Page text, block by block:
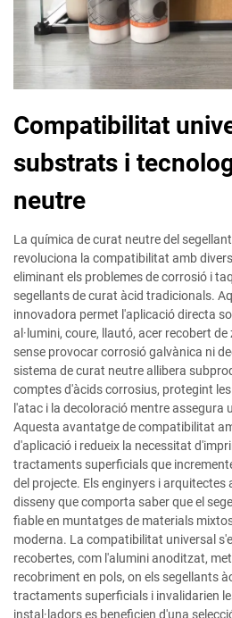
Compatibilitat
substrats i
neutre
La química de curat neutre del
revoluciona la compatibilitat amb
eliminant els problemes de corrosió i
segellants de curat àcid tradicionals.
innovadora permet l'aplicació directa
al·lumini, coure, llautó, acer recobert
sense provocar corrosió galvànica ni
sistema de curat neutre allibera
comptes d'àcids corrosius, protegint
l'atac i la decoloració mentre assegura
Aquesta avantatge de compatibilitat
d'aplicació i redueix la necessitat
tractaments superficials que
del projecte. Els enginyers i arquitectes
disseny que comporta saber que el
fiable en muntatges de materials
moderna. La compatibilitat universal
recobertes, com l'alumini anoditzat,
recobriment en pols, on els segellants
tractaments superficials i invalidarien
instal·ladors es beneficien d'una